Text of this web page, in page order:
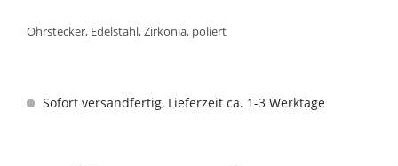
Ohrstecker, Edelstahl, Zirkonia, poliert
Sofort versandfertig, Lieferzeit ca. 1-3 Werktage